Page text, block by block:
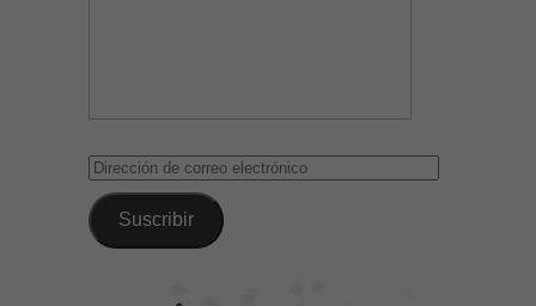
Dirección
correo
electrónico
Suscribir